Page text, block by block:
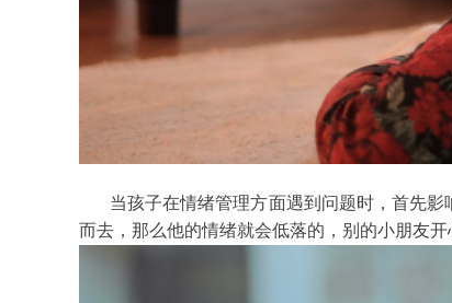
当孩子在情绪管理方面遇到问题时，首先
而去，那么他的情绪就会低落的，别的小朋友